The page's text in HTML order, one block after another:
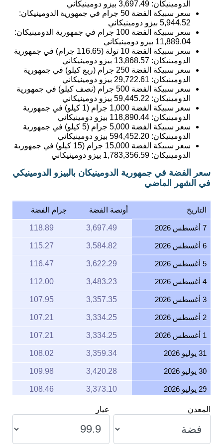
الدومينيكان: 3,697.49 بيزو دومينيكاني
سعر سبيكة الفضة 50 جرام في جمهورية الدومينيكان:
5,944.52 بيزو دومينيكاني
سعر سبيكة الفضة 100 جرام في جمهورية الدومينيكان:
11,889.04 بيزو دومينيكاني
سعر سبيكة الفضة 10 تولة (116.65 جرام) في جمهورية
الدومينيكان: 13,868.57 بيزو دومينيكاني
سعر سبيكة الفضة 250 جرام (ربع كيلو) في جمهورية
الدومينيكان: 29,722.61 بيزو دومينيكاني
سعر سبيكة الفضة 500 جرام (نصف كيلو) في جمهورية
الدومينيكان: 59,445.22 بيزو دومينيكاني
سعر سبيكة الفضة 1,000 جرام (1 كيلو) في جمهورية
الدومينيكان: 118,890.44 بيزو دومينيكاني
سعر سبيكة الفضة 5,000 جرام (5 كيلو) في جمهورية
الدومينيكان: 594,452.20 بيزو دومينيكاني
سعر سبيكة الفضة 15,000 جرام (15 كيلو) في جمهورية
الدومينيكان: 1,783,356.59 بيزو دومينيكاني
سعر الفضة في جمهورية الدومينيكان بالبيزو الدومينيكي
في الشهر الماضي
التاريخ أونصة الفضة جرام الفضة
7 أغسطس 2026 3,697.49
118.89
6 أغسطس 2026 3,584.82
115.27
5 أغسطس 2026 3,622.29
116.47
4 أغسطس 2026 3,483.23
112.00
3 أغسطس 2026 3,357.35
107.95
2 أغسطس 2026 3,334.25
107.21
1 أغسطس 2026 3,334.25
107.21
31 يوليو 2026 3,359.34
108.02
30 يوليو 2026 3,420.28
109.98
29 يوليو 2026 3,373.10
108.46
28 يوليو 2026 3,326.62
27 يوليو 2026 3,405.30
26 يوليو 2026 3,388.23
108.95
المعدن عيار